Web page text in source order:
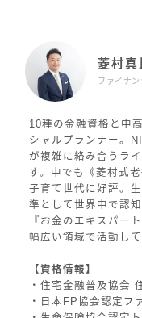
菱村真
ファイナ
10種の金融資格と中
シャルプランナー。
が複雑に絡み合うラ
す。中でも《菱村式
子育て世代に好評。
準として世界中で認
『お金のエキスパー
幅広い領域で活動して
【資格情報】
・住宅金融普及協会
・日本FP協会認定フ